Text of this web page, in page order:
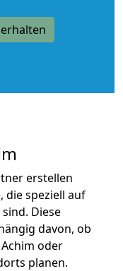
erstellen
die speziell auf
Diese
davon, ob
oder
planen.